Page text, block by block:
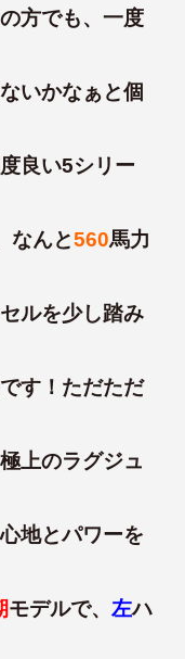
方でも、一度
いかなぁと個
良い5シリー
なんと560馬力
ルを少し踏み
す！ただただ
上のラグジュ
地とパワーを
モデルで、 左ハ